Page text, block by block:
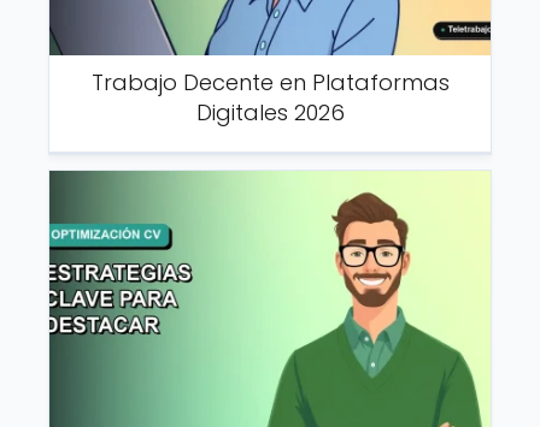
Trabajo Decente en Plataformas
Digitales 2026